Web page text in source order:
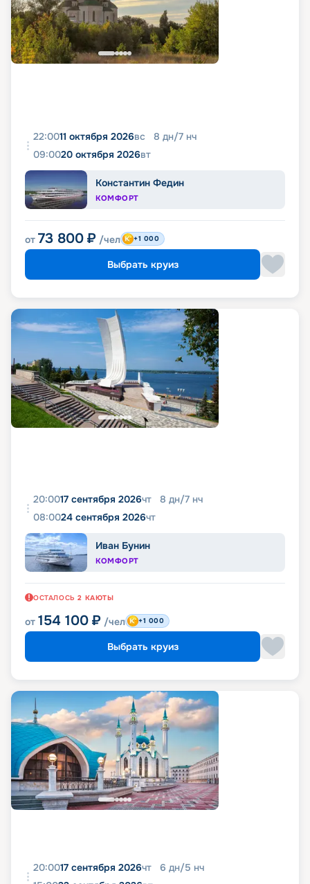
22:0011 октября 2026вс 8 дн/7 нч
09:0020 октября 2026вт
Константин Федин
КОМФОРТ
от 73 800 ₽ /чел +1 000
Выбрать круиз
20:0017 сентября 2026чт 8 дн/7 нч
08:0024 сентября 2026чт
Иван Бунин
КОМФОРТ
ОСТАЛОСЬ 2 КАЮТЫ
от 154 100 ₽ /чел +1 000
Выбрать круиз
20:0017 сентября 2026чт 6 дн/5 нч